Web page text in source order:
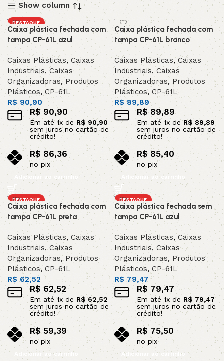
Show column
DESTAQUE
Caixa plástica fechada com
tampa CP-61L azul
Caixas Plásticas,Caixas
Industriais, Caixas
Organizadoras,Produtos
Plásticos, CP-61L
R$ 90,90
R$90,90
Em até1x de R$ 90,90
sem juros no cartão de
crédito!
R$ 86,36
no pix
Adicionar ao carrinho
Caixa plástica fechada com
tampa CP-61L branco
Caixas Plásticas,Caixas
Industriais, Caixas
Organizadoras, Produtos
Plásticos, CP-61L
R$89,89
R$89,89
Em até 1x deR$89,89
sem juros no cartão de
crédito!
R$85,40
no pix
Adicionar ao carrinho
DESTAQUE
Caixa plástica fechada com
tampa CP-61L preta
Caixas Plásticas,Caixas
Industriais,Caixas
Organizadoras, Produtos
Plásticos,CP-61L
R$62,52
R$62,52
Em até1x de R$ 62,52
sem juros no cartão de
crédito!
R$ 59,39
no pix
Adicionar ao carrinho
DESTAQUE
Caixa plástica fechada sem
tampa CP-61L azul
Caixas Plásticas, Caixas
Industriais, Caixas
Organizadoras,Produtos
Plásticos,CP-61L
R$ 79,47
R$79,47
Em até 1x de R$ 79,47
sem juros no cartão de
crédito!
R$75,50
no pix
Adicionar ao carrinho